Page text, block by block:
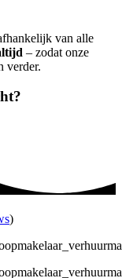
van alle
– zodat onze
verder.
)